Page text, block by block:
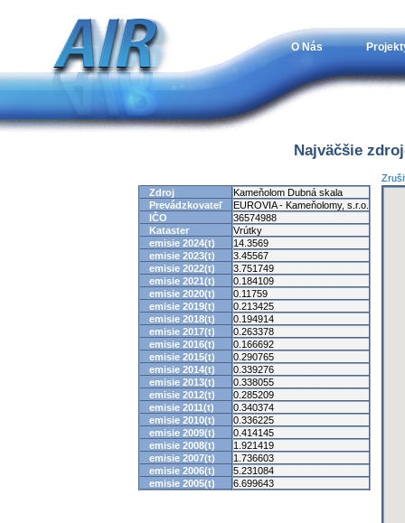
O Nás
Najväčšie
Zdroj
Kameňolom Dubná skala
Prevádzkovateľ
EUROVIA - Kameňolomy, s.r.o.
IČO
36574988
Kataster
Vrútky
emisie 2024(t)
14.3569
emisie 2023(t)
3.45567
emisie 2022(t)
3.751749
emisie 2021(t)
0.184109
emisie 2020(t)
0.11759
emisie 2019(t)
0.213425
emisie 2018(t)
0.194914
emisie 2017(t)
0.263378
emisie 2016(t)
0.166692
emisie 2015(t)
0.290765
emisie 2014(t)
0.339276
emisie 2013(t)
0.338055
emisie 2012(t)
0.285209
emisie 2011(t)
0.340374
emisie 2010(t)
0.336225
emisie 2009(t)
0.414145
emisie 2008(t)
1.921419
emisie 2007(t)
1.736603
emisie 2006(t)
5.231084
emisie 2005(t)
6.699643